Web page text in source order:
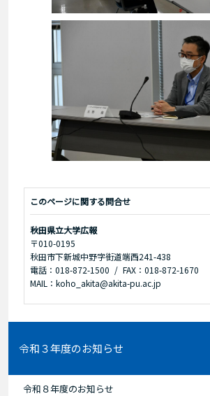
このページに関する問合せ
秋田県立大学広報
〒010-0195
秋田市下新城中野字街道端西241-438
電話：018-872-1500
FAX：018-872-1670
MAIL：koho_akita@akita-pu.ac.jp
令和３年度のお知らせ
令和８年度のお知らせ